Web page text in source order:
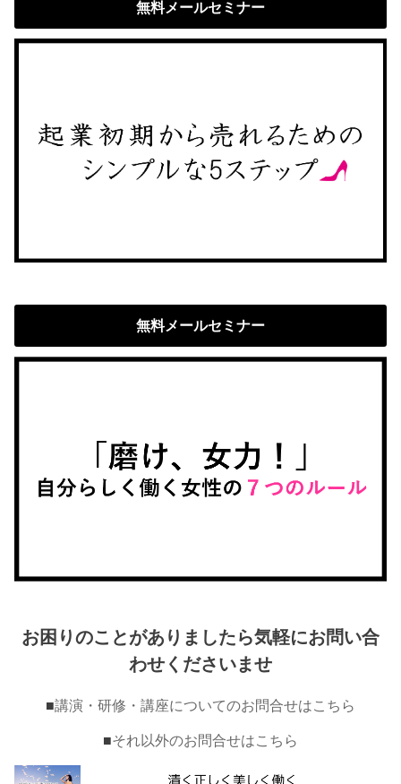
無料メールセミナー
無料メールセミナー
お困りのことがありましたら気軽にお問い合
わせくださいませ
■講演・研修・講座についてのお問合せはこちら
■それ以外のお問合せはこちら